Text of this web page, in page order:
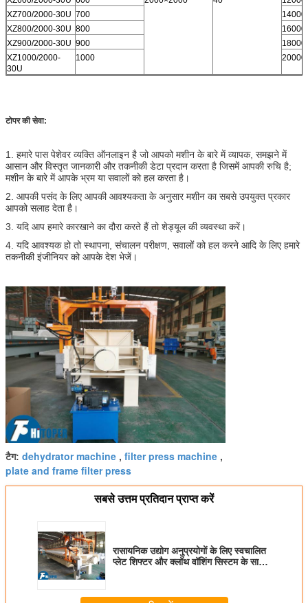
XZ700/2000-30U 700
14000
XZ800/2000-30U 800
16000
XZ900/2000-30U 900
18000
XZ1000/2000-
30U
1000 20000
टोपर की सेवा:
1. हमारे पास पेशेवर व्यक्ति ऑनलाइन है जो आपको मशीन के बारे में व्यापक, समझने में
आसान और विस्तृत जानकारी और तकनीकी डेटा प्रदान करता है जिसमें आपकी रुचि है;
मशीन के बारे में आपके भ्रम या सवालों को हल करता है।
2. आपकी पसंद के लिए आपकी आवश्यकता के अनुसार मशीन का सबसे उपयुक्त प्रकार
आपको सलाह देता है।
3. यदि आप हमारे कारखाने का दौरा करते हैं तो शेड्यूल की व्यवस्था करें।
4. यदि आवश्यक हो तो स्थापना, संचालन परीक्षण, सवालों को हल करने आदि के लिए हमारे
तकनीकी इंजीनियर को आपके देश भेजें।
टैग: dehydrator machine , filter press machine ,
plate and frame filter press
सबसे उत्तम प्रतिदान प्राप्त करें
रासायनिक उद्योग अनुप्रयोगों के लिए स्वचालित
प्लेट शिफ्टर और क्लॉथ वॉशिंग सिस्टम के साथ